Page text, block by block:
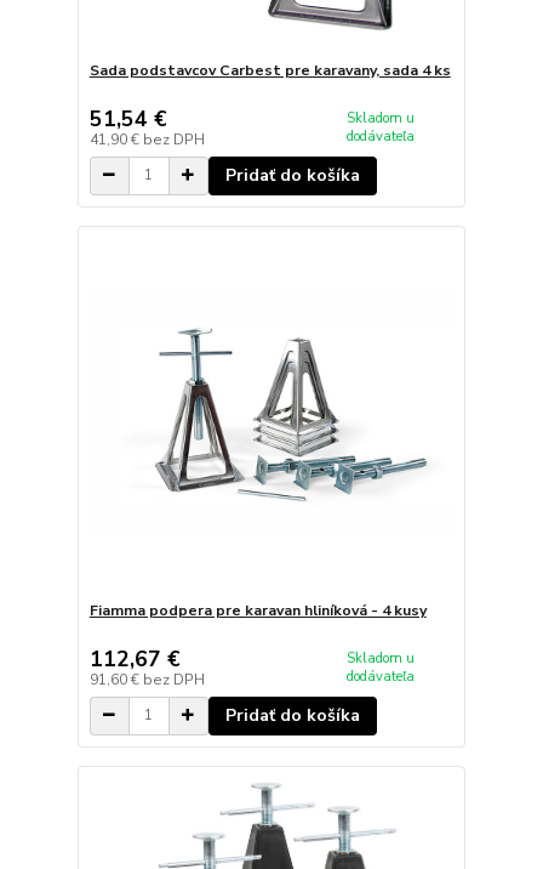
Sada podstavcov Carbest pre karavany, sada 4 ks
51,54 €
41,90 € bez DPH
Skladom u
dodávateľa
Pridať do košíka
Fiamma podpera pre karavan hliníková - 4 kusy
112,67 €
91,60 € bez DPH
Skladom u
dodávateľa
Pridať do košíka